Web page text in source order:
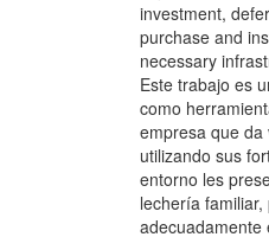
investment,
purchase and
necessary
Este trabajo es
como
empresa que
utilizando sus
entorno les
lechería
adecuadamente